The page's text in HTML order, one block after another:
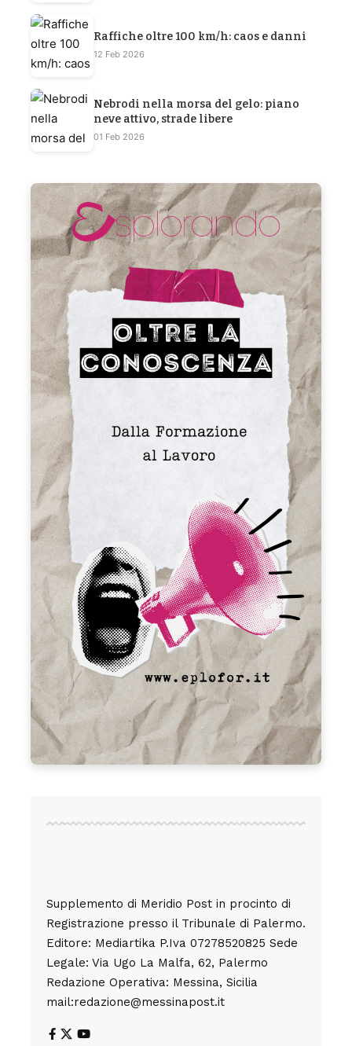
Raffiche oltre 100 km/h: caos e danni
12 Feb 2026
Nebrodi nella morsa del gelo: piano
neve attivo, strade libere
01 Feb 2026
Supplemento di Meridio Post in procinto di
Registrazione presso il Tribunale di Palermo.
Editore: Mediartika P.Iva 07278520825 Sede
Legale: Via Ugo La Malfa, 62, Palermo
Redazione Operativa: Messina, Sicilia
mail:redazione@messinapost.it